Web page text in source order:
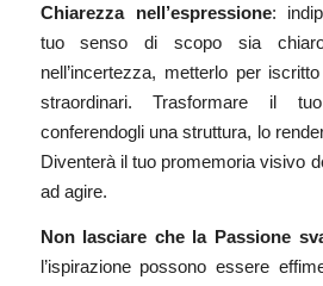
Chiarezza nell’espressione:
tuo senso di scopo sia
nell’incertezza, metterlo per
straordinari. Trasformare il
conferendogli una struttura, lo
Diventerà il tuo promemoria visivo
ad agire.
Non lasciare che la Passione
l’ispirazione possono essere